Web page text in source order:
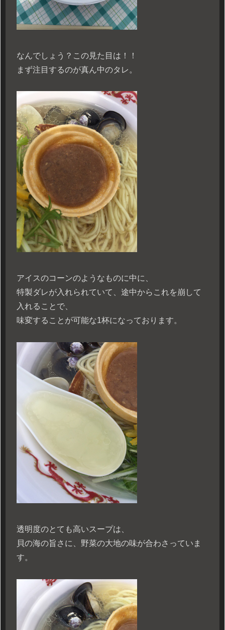
なんでしょう？この見た目は！！
まず注目するのが真ん中のタレ。
アイスのコーンのようなものに中に、
特製ダレが入れられていて、途中からこれを崩して
入れることで、
味変することが可能な1杯になっております。
透明度のとても高いスープは、
貝の海の旨さに、野菜の大地の味が合わさっていま
す。